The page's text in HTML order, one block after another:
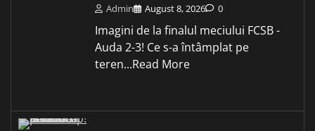
Admin August 8, 2026 0
Imagini de la finalul meciului FCSB -
Auda 2-3! Ce s-a întâmplat pe
teren...Read More